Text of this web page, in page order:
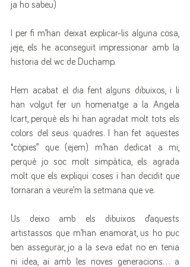
ja ho sabeu)
I per fi m’han deixat explicar-lis alguna cosa,
jeje, els he aconseguit impressionar amb la
historia del wc de Duchamp.
Hem acabat el dia fent alguns dibuixos, i li
han volgut fer un homenatge a la Angela
Icart, perquè els hi han agradat molt tots els
colors del seus quadres. I han fet aquestes
“còpies” que (ejem) m’han dedicat a mi,
perquè jo soc molt simpàtica, els agrada
molt que els expliqui coses i han decidit que
tornaran a veure’m la setmana que ve.
Us deixo amb els dibuixos d’aquests
artistassos que m’han enamorat, us ho puc
ben assegurar, jo a la seva edat no en tenia
ni idea, ai amb les noves generacions... a